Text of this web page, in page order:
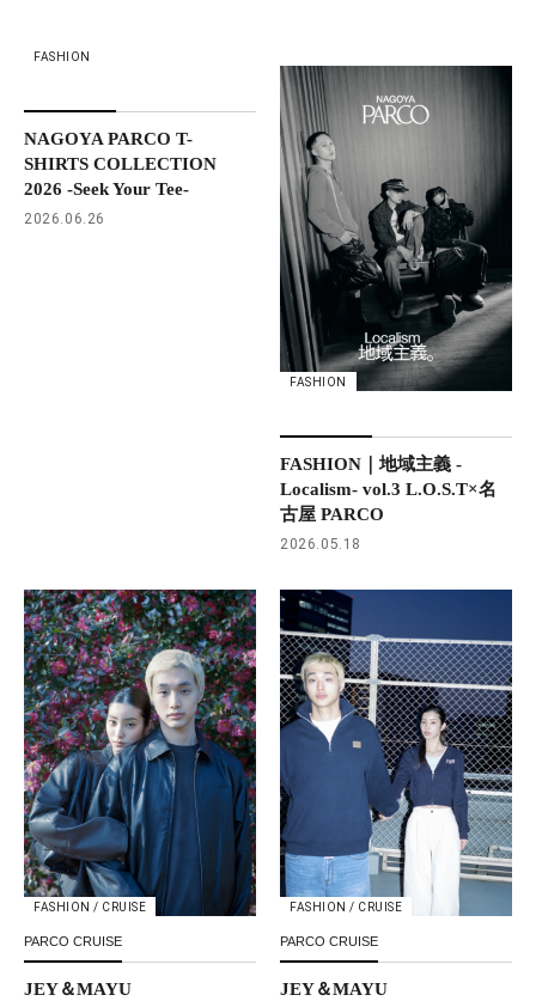
FASHION
NAGOYA PARCO T-
SHIRTS COLLECTION
2026 -Seek Your Tee-
2026.06.26
FASHION
FASHION｜地域主義 -
Localism- vol.3 L.O.S.T×名
古屋 PARCO
2026.05.18
FASHION / CRUISE
PARCO CRUISE
JEY＆MAYU
FASHION / CRUISE
PARCO CRUISE
JEY＆MAYU